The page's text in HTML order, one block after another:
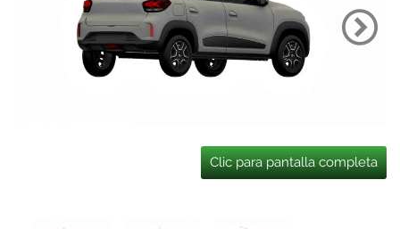
Clic para pantalla completa